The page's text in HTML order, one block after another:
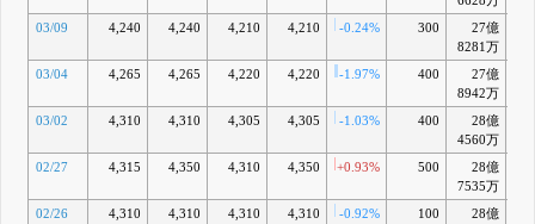
03/09 4,240 4,240 4,210 4,210 -0.24% 300
27億
8281万
03/04 4,265 4,265 4,220 4,220 -1.97% 400
27億
8942万
03/02 4,310 4,310 4,305 4,305 -1.03% 400
28億
4560万
02/27 4,315 4,350 4,310 4,350 +0.93% 500
28億
7535万
02/26 4,310 4,310 4,310 4,310 -0.92% 100
28億